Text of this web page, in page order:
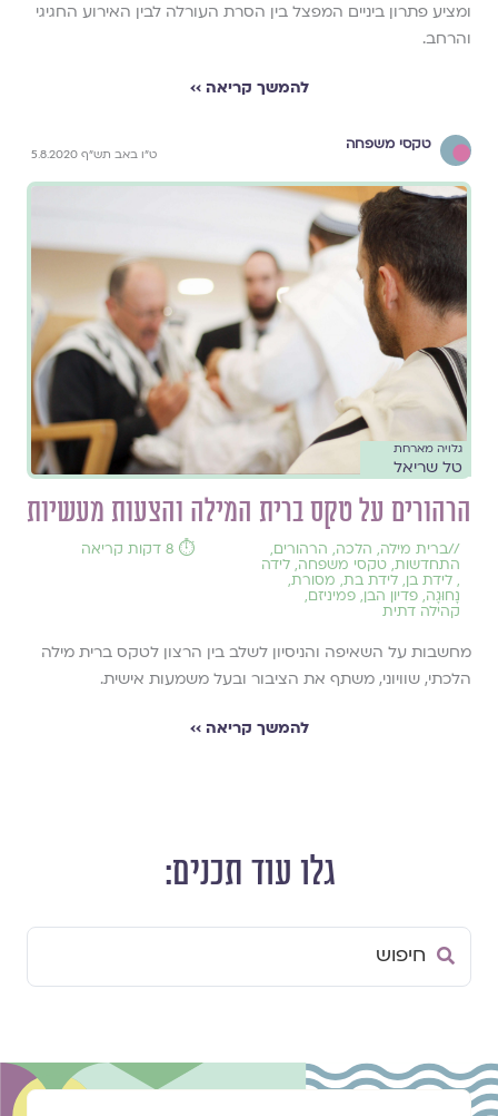
ומציע פתרון ביניים המפצל בין הסרת העורלה לבין האירוע החגיגי
והרחב.
להמשך קריאה ››
טקסי משפחה
ט"ו באב תש"ף 5.8.2020
גלויה מארחת
טל שריאל
הרהורים על טקס ברית המילה והצעות מעשיות
//ברית מילה, הלכה, הרהורים,
התחדשות, טקסי משפחה, לידה
, לידת בן, לידת בת, מסורת,
נָחוּגָה, פדיון הבן, פמיניזם,
קהילה דתית
⏱️ 8 דקות קריאה
מחשבות על השאיפה והניסיון לשלב בין הרצון לטקס ברית מילה
הלכתי, שוויוני, משתף את הציבור ובעל משמעות אישית.
להמשך קריאה ››
גלו עוד תכנים:
Search